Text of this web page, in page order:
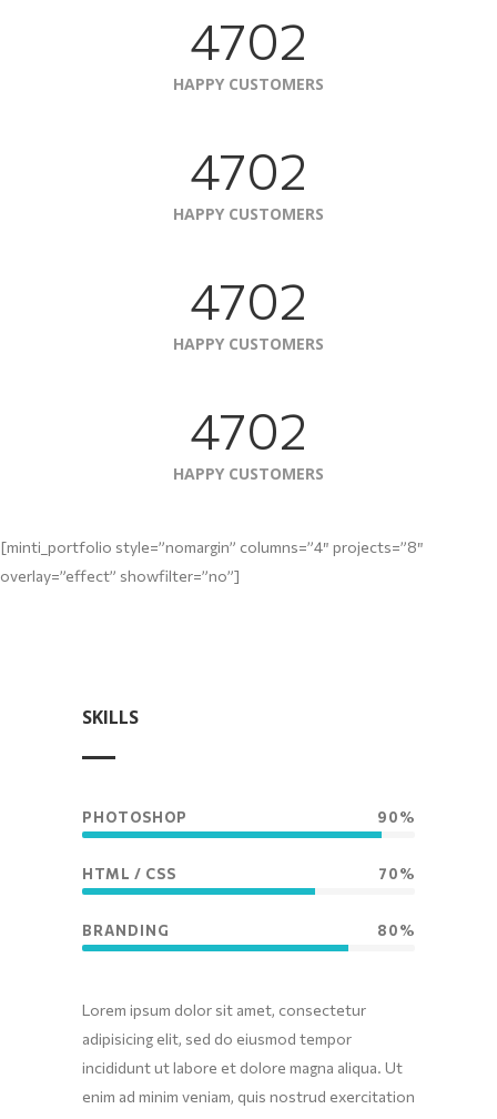
4702
HAPPY CUSTOMERS
4702
HAPPY CUSTOMERS
4702
HAPPY CUSTOMERS
4702
HAPPY CUSTOMERS
[minti_portfolio style=”nomargin” columns=”4″ projects=”8″
overlay=”effect” showfilter=”no”]
SKILLS
PHOTOSHOP 90%
HTML / CSS 70%
BRANDING 80%
Lorem ipsum dolor sit amet, consectetur
adipisicing elit, sed do eiusmod tempor
incididunt ut labore et dolore magna aliqua. Ut
enim ad minim veniam, quis nostrud exercitation